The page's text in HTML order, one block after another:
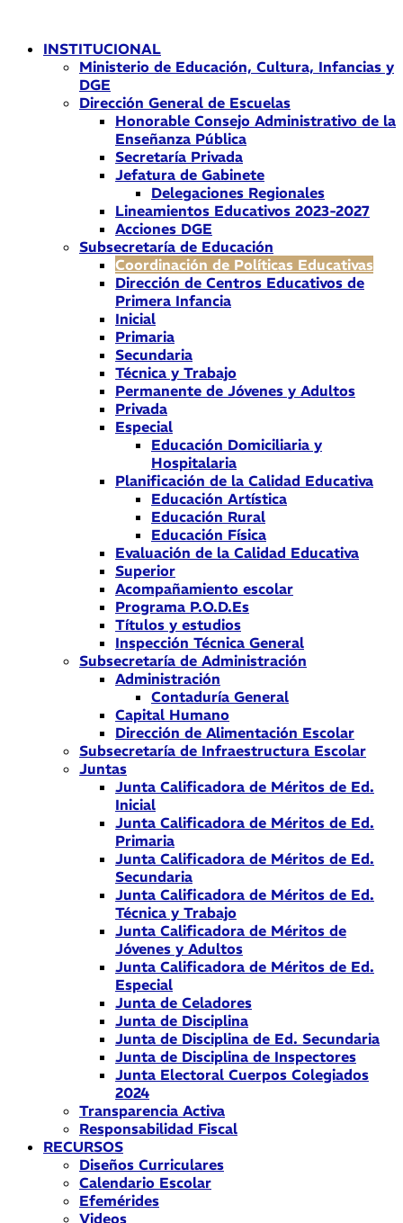
contenidoINSTITUCIONAL
Ministerio de Educación, Cultura, Infancias y
DGE
Dirección General de Escuelas
Honorable Consejo Administrativo de la
Enseñanza Pública
Secretaría Privada
Jefatura de Gabinete
Delegaciones Regionales
Lineamientos Educativos 2023-2027
Acciones DGE
Subsecretaría de Educación
Coordinación de Políticas Educativas
Dirección de Centros Educativos de
Primera Infancia
Inicial
Primaria
Secundaria
Técnica y Trabajo
Permanente de Jóvenes y Adultos
Privada
Especial
Educación Domiciliaria y
Hospitalaria
Planificación de la Calidad Educativa
Educación Artística
Educación Rural
Educación Física
Evaluación de la Calidad Educativa
Superior
Acompañamiento escolar
Programa P.O.D.Es
Títulos y estudios
Inspección Técnica General
Subsecretaría de Administración
Administración
Contaduría General
Capital Humano
Dirección de Alimentación Escolar
Subsecretaría de Infraestructura Escolar
Juntas
Junta Calificadora de Méritos de Ed.
Inicial
Junta Calificadora de Méritos de Ed.
Primaria
Junta Calificadora de Méritos de Ed.
Secundaria
Junta Calificadora de Méritos de Ed.
Técnica y Trabajo
Junta Calificadora de Méritos de
Jóvenes y Adultos
Junta Calificadora de Méritos de Ed.
Especial
Junta de Celadores
Junta de Disciplina
Junta de Disciplina de Ed. Secundaria
Junta de Disciplina de Inspectores
Junta Electoral Cuerpos Colegiados
2024
Transparencia Activa
Responsabilidad Fiscal
RECURSOS
Diseños Curriculares
Calendario Escolar
Efemérides
Videos